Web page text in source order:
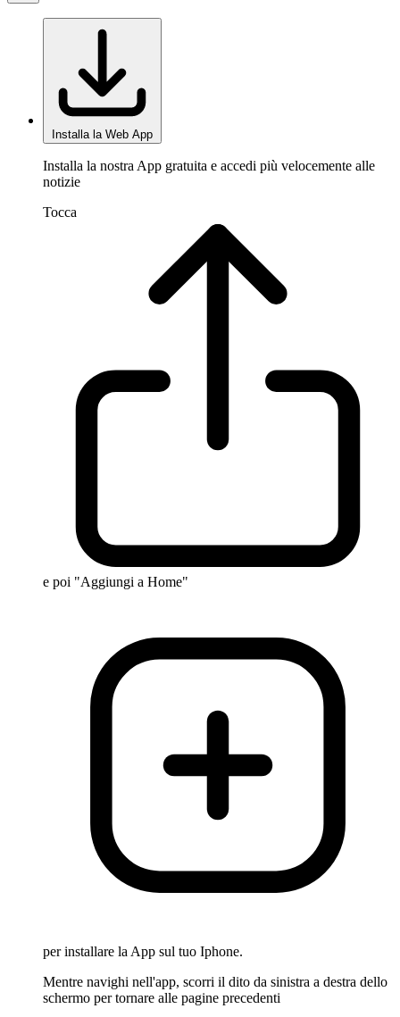
Installa la Web App
Installa la nostra App gratuita e accedi più velocemente alle
notizie
Tocca
e poi "Aggiungi a Home"
per installare la App sul tuo Iphone.
Mentre navighi nell'app, scorri il dito da sinistra a destra dello
schermo per tornare alle pagine precedenti